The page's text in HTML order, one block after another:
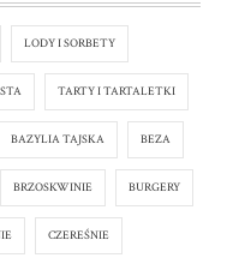
LODY I SORBETY
TARTY I TARTALETKI
BAZYLIA TAJSKA BEZA
BRZOSKWINIE BURGERY
CZEREŚNIE